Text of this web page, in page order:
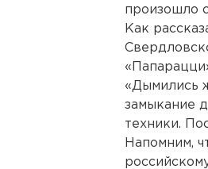
произошло
Как
«Дымились
замыкание
техники.
Напомним,